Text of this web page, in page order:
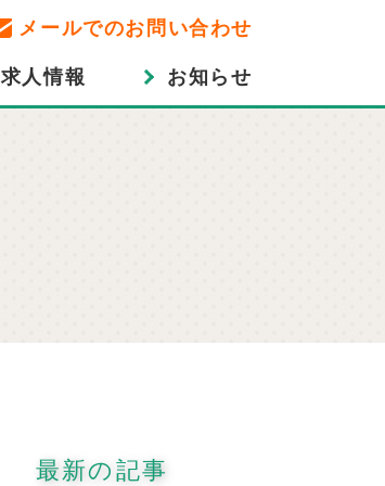
メールでのお問い合わせ
求人情報 お知らせ
最新の記事